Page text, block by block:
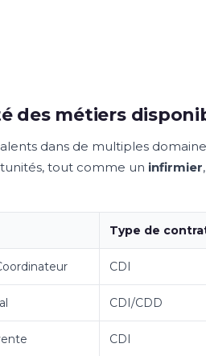
des métiers
dans de multiples
tout comme un infirmier
Type de
CDI
CDI/CDD
CDI